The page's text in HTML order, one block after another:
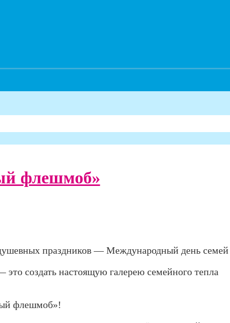
флешмоб»
праздников — Международный день семей
создать настоящую галерею семейного тепла
флешмоб»!